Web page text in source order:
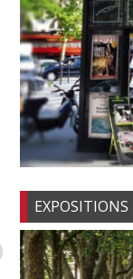
EXPOSITIONS